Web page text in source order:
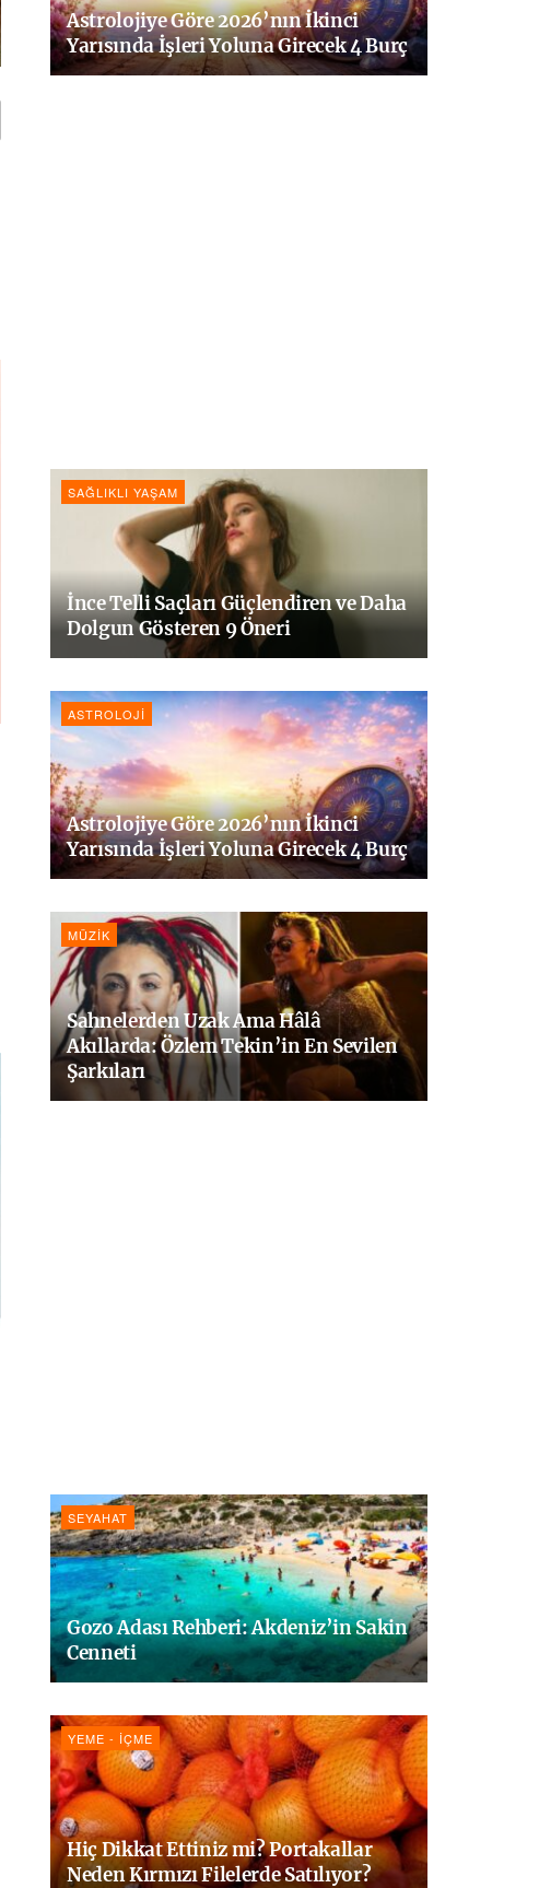
Astrolojiye Göre 2026’nın İkinci
Yarısında İşleri Yoluna Girecek 4 Burç
SAĞLIKLI YAŞAM
İnce Telli Saçları Güçlendiren ve Daha
Dolgun Gösteren 9 Öneri
ASTROLOJI
Astrolojiye Göre 2026’nın İkinci
Yarısında İşleri Yoluna Girecek 4 Burç
MÜZIK
Sahnelerden Uzak Ama Hâlâ
Akıllarda: Özlem Tekin’in En Sevilen
Şarkıları
SEYAHAT
Gozo Adası Rehberi: Akdeniz’in Sakin
Cenneti
YEME - İÇME
Hiç Dikkat Ettiniz mi? Portakallar
Neden Kırmızı Filelerde Satılıyor?